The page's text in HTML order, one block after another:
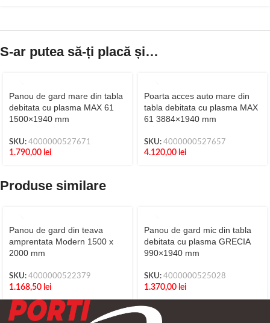
S-ar putea să-ți placă și…
Panou de gard mare din tabla
debitata cu plasma MAX 61
1500×1940 mm
SKU: 4000000527671
1.790,00 lei
Poarta acces auto mare din
tabla debitata cu plasma MAX
61 3884×1940 mm
SKU: 4000000527657
4.120,00 lei
Produse similare
Panou de gard din teava
amprentata Modern 1500 x
2000 mm
SKU: 4000000522379
1.168,50 lei
Panou de gard mic din tabla
debitata cu plasma GRECIA
990×1940 mm
SKU: 4000000525028
1.370,00 lei